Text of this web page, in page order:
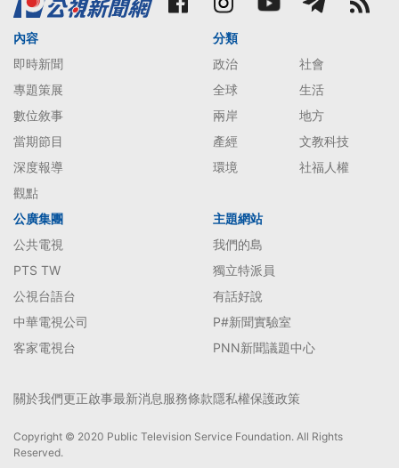
內容
即時新聞
專題策展
數位敘事
當期節目
深度報導
觀點
分類
政治
社會
全球
生活
兩岸
地方
產經
文教科技
環境
社福人權
公廣集團
公共電視
PTS TW
公視台語台
中華電視公司
客家電視台
主題網站
我們的島
獨立特派員
有話好說
P#新聞實驗室
PNN新聞議題中心
關於我們更正啟事最新消息服務條款隱私權保護政策
Copyright © 2020 Public Television Service Foundation. All Rights
Reserved.